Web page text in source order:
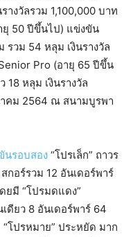
างวัลรวม 1,100,000 บาท
ยุ 50 ปีขึ้นไป) แข่งขัน
รวม 54 หลุม เงินรางวัล
Pro (อายุ 65 ปีขึ้น
หลุม เงินรางวัล
าคม 2564 ณ สนามบูรพา
นรอบสอง “โปรเล็ก” ถาวร
กอร์รวม 12 อันเดอร์พาร์
ยมี “โปรมดแดง”
ยว 8 อันเดอร์พาร์ 64
“โปรหมาย” ประหยัด มาก